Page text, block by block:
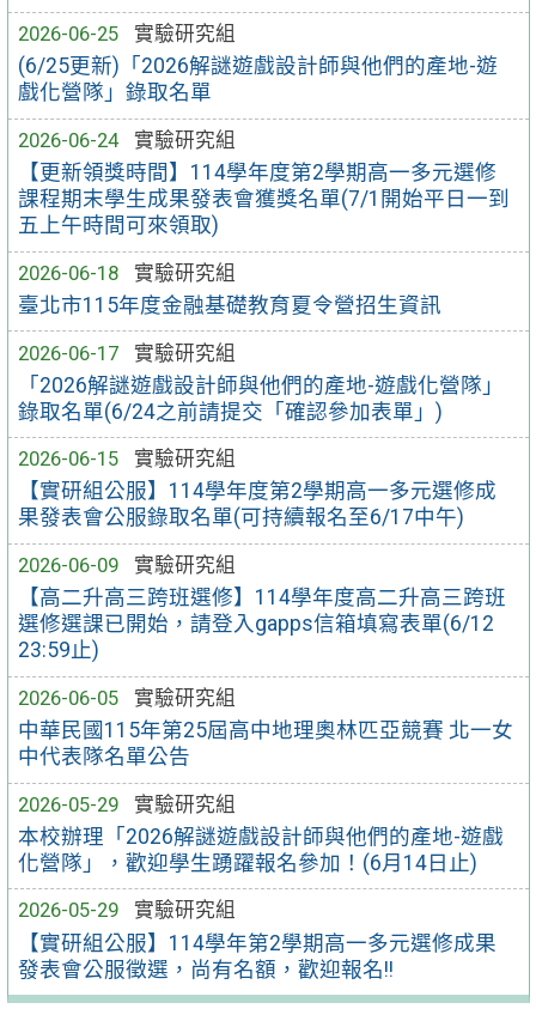
2026-06-25
實驗研究組
(6/25更新)「2026解謎遊戲設計師與他們的產地-遊
戲化營隊」錄取名單
2026-06-24
實驗研究組
【更新領獎時間】114學年度第2學期高一多元選修
課程期末學生成果發表會獲獎名單(7/1開始平日一到
五上午時間可來領取)
2026-06-18
實驗研究組
臺北市115年度金融基礎教育夏令營招生資訊
2026-06-17
實驗研究組
「2026解謎遊戲設計師與他們的產地-遊戲化營隊」
錄取名單(6/24之前請提交「確認參加表單」)
2026-06-15
實驗研究組
【實研組公服】114學年度第2學期高一多元選修成
果發表會公服錄取名單(可持續報名至6/17中午)
2026-06-09
實驗研究組
【高二升高三跨班選修】114學年度高二升高三跨班
選修選課已開始，請登入gapps信箱填寫表單(6/12
23:59止)
2026-06-05
實驗研究組
中華民國115年第25屆高中地理奧林匹亞競賽 北一女
中代表隊名單公告
2026-05-29
實驗研究組
本校辦理「2026解謎遊戲設計師與他們的產地-遊戲
化營隊」，歡迎學生踴躍報名參加！(6月14日止)
2026-05-29
實驗研究組
【實研組公服】114學年第2學期高一多元選修成果
發表會公服徵選，尚有名額，歡迎報名!!